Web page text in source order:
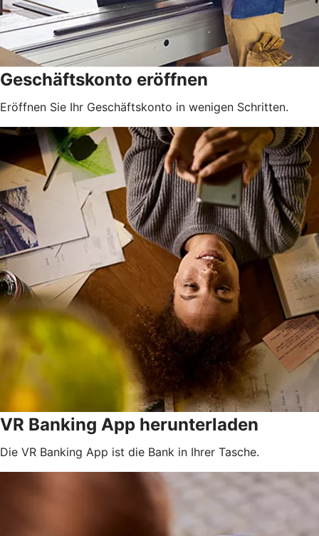
Geschäftskonto eröffnen
Eröffnen Sie Ihr Geschäftskonto in wenigen Schritten.
VR Banking App herunterladen
Die VR Banking App ist die Bank in Ihrer Tasche.